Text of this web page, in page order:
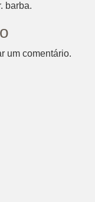
barba.
um comentário.